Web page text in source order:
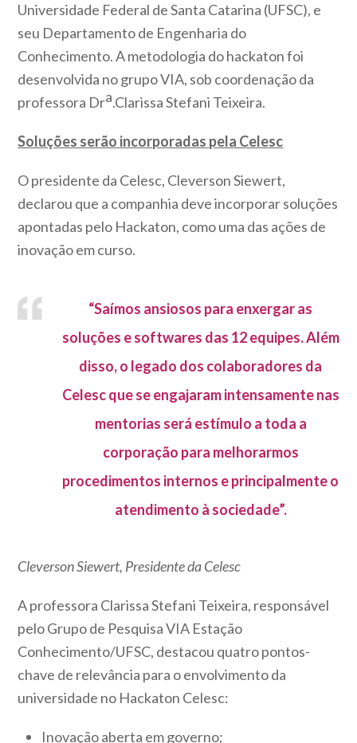
Universidade Federal de Santa Catarina (UFSC), e
seu Departamento de Engenharia do
Conhecimento. A metodologia do hackaton foi
desenvolvida no grupo VIA, sob coordenação da
professora Dra.Clarissa Stefani Teixeira.
Soluções serão incorporadas pela Celesc
O presidente da Celesc, Cleverson Siewert,
declarou que a companhia deve incorporar soluções
apontadas pelo Hackaton, como uma das ações de
inovação em curso.
“Saímos ansiosos para enxergar as
soluções e softwares das 12 equipes. Além
disso, o legado dos colaboradores da
Celesc que se engajaram intensamente nas
mentorias será estímulo a toda a
corporação para melhorarmos
procedimentos internos e principalmente o
atendimento à sociedade”.
Cleverson Siewert, Presidente da Celesc
A professora Clarissa Stefani Teixeira, responsável
pelo Grupo de Pesquisa VIA Estação
Conhecimento/UFSC, destacou quatro pontos-
chave de relevância para o envolvimento da
universidade no Hackaton Celesc:
Inovação aberta em governo;